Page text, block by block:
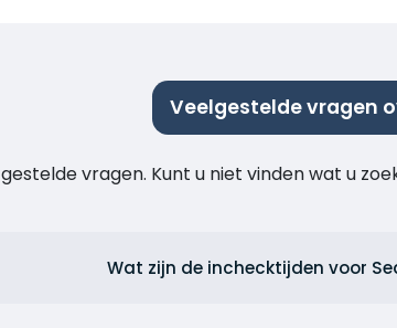
Veelgestelde vragen
vragen. Kunt u niet vinden wat u
Wat zijn de inchecktijden voor